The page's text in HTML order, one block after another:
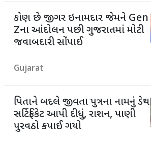
કોણ છે જીગર ઇનામદાર જેમને Gen
Zના આંદોલન પછી ગુજરાતમાં મોટી
જવાબદારી સોંપાઈ
Gujarat
પિતાને બદલે જીવતા પુત્રના નામનું ડેથ
સર્ટિફિકેટ આપી દીધું, રાશન, પાણી
પુરવઠો કપાઈ ગયો